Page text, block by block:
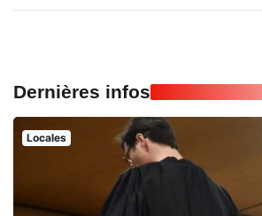
Dernières infos
Locales